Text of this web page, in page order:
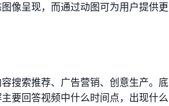
像呈现，而通过动图可为用户提供更
搜索推荐、广告营销、创意生产。底
要回答视频中什么时间点，出现什么